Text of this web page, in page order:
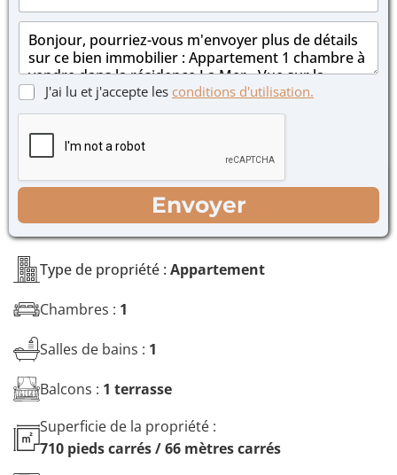
Type de propriété : Appartement
Chambres : 1
Salles de bains : 1
Balcons : 1 terrasse
Superficie de la propriété :
710 pieds carrés / 66 mètres carrés
h
*
u
e
l
*
M
s
a
g
C
à
c
c
h
e
r
J'ai lu et j'accepte les conditions d'utilisation.
Envoyer